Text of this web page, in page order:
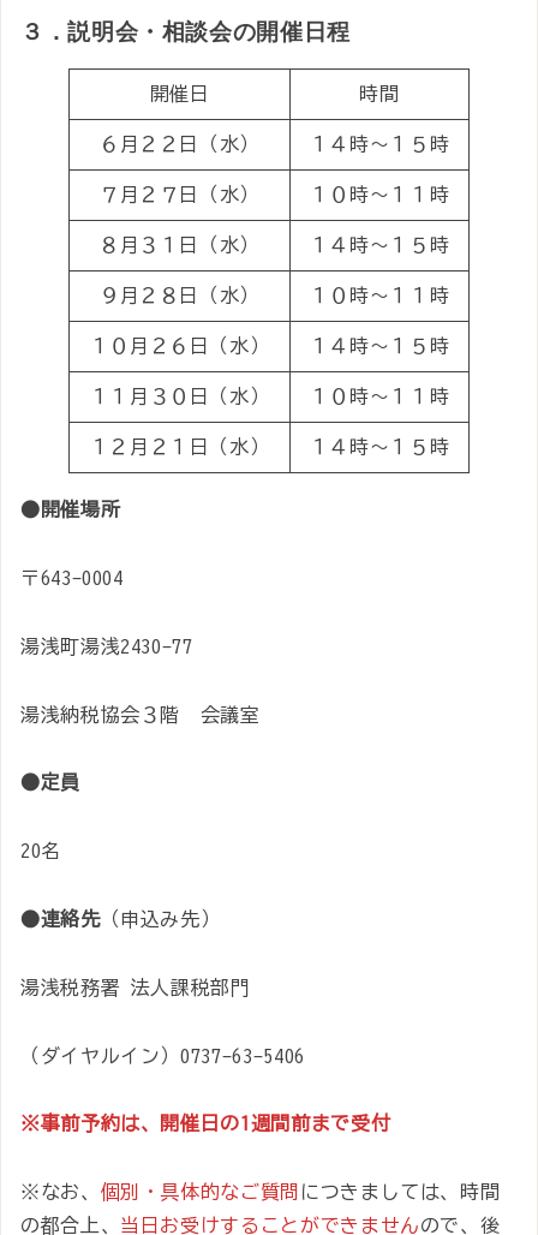
３．説明会・相談会の開催日程
開催日 時間
６月２２日（水） １４時～１５時
７月２７日（水） １０時～１１時
８月３１日（水） １４時～１５時
９月２８日（水） １０時～１１時
１０月２６日（水） １４時～１５時
１１月３０日（水） １０時～１１時
１２月２１日（水） １４時～１５時
●開催場所
〒643-0004
湯浅町湯浅2430-77
湯浅納税協会３階 会議室
●定員
20名
●連絡先（申込み先）
湯浅税務署 法人課税部門
（ダイヤルイン）0737-63-5406
※事前予約は、開催日の1週間前まで受付
※なお、 個別・具体的なご質問 につきましては、時間
の都合上、 当日お受けすることができませんので、後